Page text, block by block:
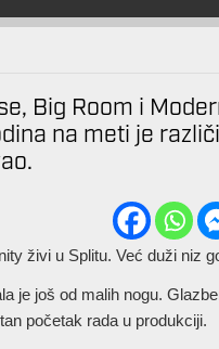
Big Room i
na meti je
živi u Splitu. Već duži niz
je još od malih nogu.
početak rada u produkciji.